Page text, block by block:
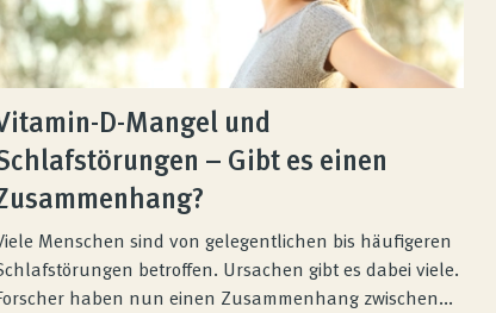
D-Mangel und
– Gibt es einen
Menschen sind von gelegentlichen bis häufigeren
betroffen. Ursachen gibt es dabei viele.
haben nun einen Zusammenhang zwischen...